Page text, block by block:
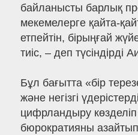
байланысты барлық
мекемелерге қайта-
етпейтін, бірыңғай
тиіс, – деп түсіндірді
Бұл бағытта «бір
және негізгі
цифрландыру көзделіп
бюрократияны